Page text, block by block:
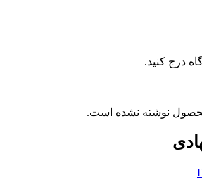
درج کنید.
نوشته نشده است.